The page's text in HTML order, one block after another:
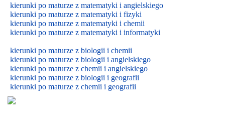
kierunki po maturze z matematyki i angielskiego
kierunki po maturze z matematyki i fizyki
kierunki po maturze z matematyki i chemii
kierunki po maturze z matematyki i informatyki
kierunki po maturze z biologii i chemii
kierunki po maturze z biologii i angielskiego
kierunki po maturze z chemii i angielskiego
kierunki po maturze z biologii i geografii
kierunki po maturze z chemii i geografii